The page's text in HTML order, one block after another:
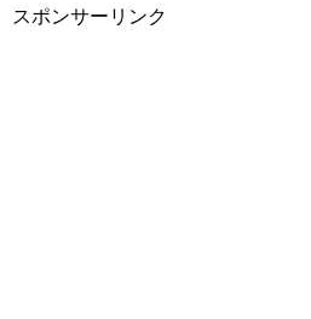
スポンサーリンク